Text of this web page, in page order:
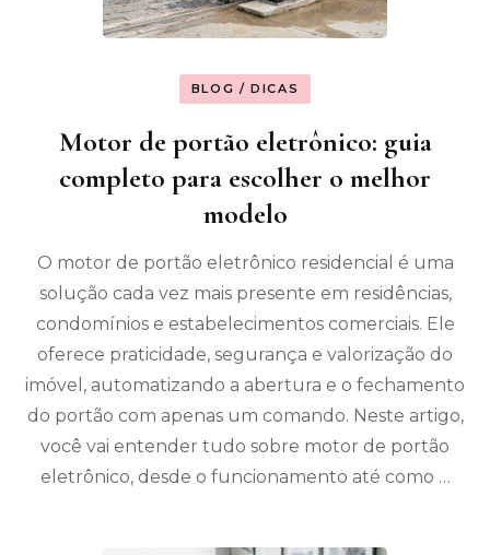
BLOG / DICAS
Motor de portão eletrônico: guia
completo para escolher o melhor
modelo
O motor de portão eletrônico residencial é uma
solução cada vez mais presente em residências,
condomínios e estabelecimentos comerciais. Ele
oferece praticidade, segurança e valorização do
imóvel, automatizando a abertura e o fechamento
do portão com apenas um comando. Neste artigo,
você vai entender tudo sobre motor de portão
eletrônico, desde o funcionamento até como …